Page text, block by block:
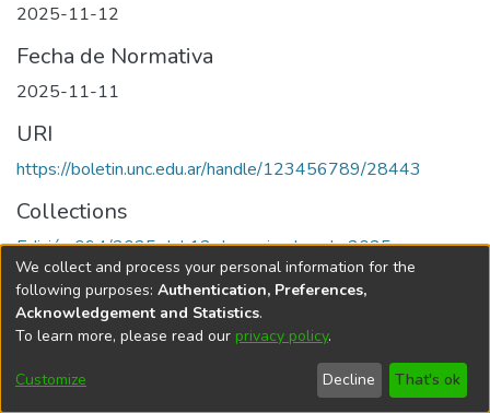
2025-11-12
Fecha de Normativa
2025-11-11
URI
https://boletin.unc.edu.ar/handle/123456789/28443
Collections
Edición 094/2025 del 12 de noviembre de 2025
Universidad Nacional de Córdoba
We collect and process your personal information for the
following purposes: Authentication, Preferences,
Acknowledgement and Statistics.
To learn more, please read our privacy policy.
Customize Decline That's ok